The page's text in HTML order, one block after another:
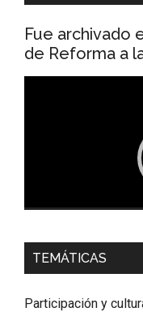
Fue archivado
de Reforma a
Dra. Carolina Corcho
Latinoamericana
TEMÁTICAS
Participación y